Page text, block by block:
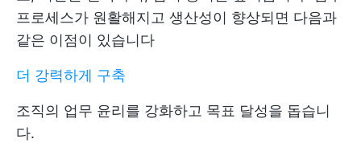
프로세스가 원활해지고 생산성이 향상되면 다음과
같은 이점이 있습니다
더 강력하게 구축
조직의 업무 윤리를 강화하고 목표 달성을 돕습니
다.